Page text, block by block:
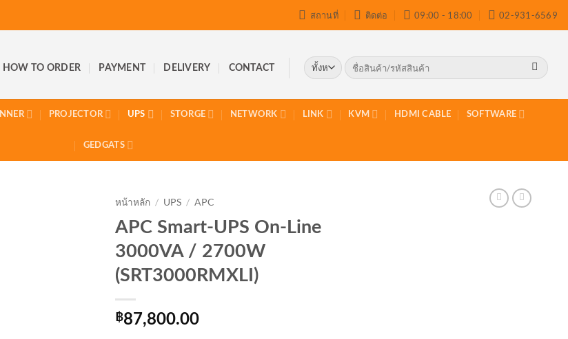
สถานที่ ติดต่อ 09:00 - 18:00 02-931-6569
HOW TO ORDER PAYMENT DELIVERY CONTACT
ค้นหา:
PROJECTOR UPS STORGE NETWORK LINK KVM HDMI CABLE SOFTWARE
GEDGATS
หน้าหลัก / UPS / APC
APC Smart-UPS On-Line
3000VA / 2700W
(SRT3000RMXLI)
฿87,800.00